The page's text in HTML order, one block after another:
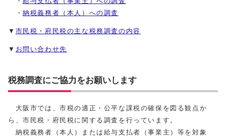
・納税義務者（本人）への調査
▼ 市民税・府民税の主な税務調査の内容
▼ お問い合わせ先
税務調査にご協力をお願いします
大阪市では、市税の適正・公平な課税の確保を図る観点か
ら、市民税・府民税に関する調査を行っています。
納税義務者（本人）または給与支払者（事業主）等を対象